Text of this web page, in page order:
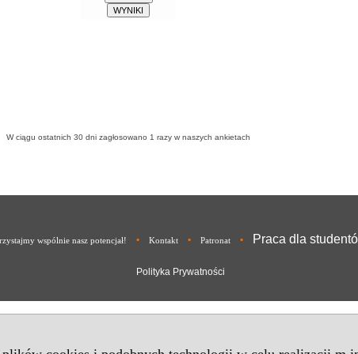
W ciągu ostatnich 30 dni zagłosowano 1 razy w naszych ankietach
wspólnie nasz potencjał! • Kontakt • Patronat • Praca dla
Polityka Prywatności